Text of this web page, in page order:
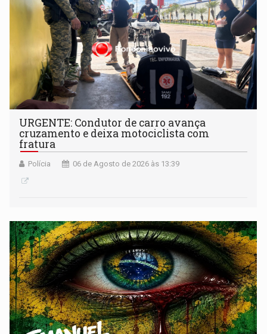
URGENTE: Condutor de carro avança
cruzamento e deixa motociclista com
fratura
Polícia 06 de Agosto de 2026 às 13:39